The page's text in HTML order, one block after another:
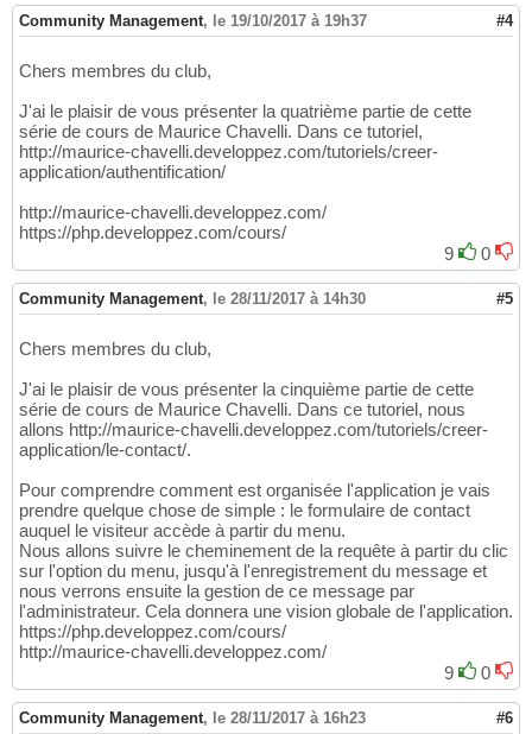
Community Management, le 19/10/2017 à 19h37 #4
Chers membres du club,
J'ai le plaisir de vous présenter la quatrième partie de cette
série de cours de Maurice Chavelli. Dans ce tutoriel,
http://maurice-chavelli.developpez.com/tutoriels/creer-
application/authentification/
http://maurice-chavelli.developpez.com/
https://php.developpez.com/cours/
9
0
Community Management, le 28/11/2017 à 14h30 #5
Chers membres du club,
J'ai le plaisir de vous présenter la cinquième partie de cette
série de cours de Maurice Chavelli. Dans ce tutoriel, nous
allons http://maurice-chavelli.developpez.com/tutoriels/creer-
application/le-contact/.
Pour comprendre comment est organisée l'application je vais
prendre quelque chose de simple : le formulaire de contact
auquel le visiteur accède à partir du menu.
Nous allons suivre le cheminement de la requête à partir du clic
sur l'option du menu, jusqu'à l'enregistrement du message et
nous verrons ensuite la gestion de ce message par
l'administrateur. Cela donnera une vision globale de l'application.
https://php.developpez.com/cours/
http://maurice-chavelli.developpez.com/
9
0
Community Management, le 28/11/2017 à 16h23 #6